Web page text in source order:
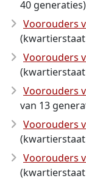
40 generaties)
Voorouders
Voorouders
Voorouders
van 13
Voorouders
Voorouders